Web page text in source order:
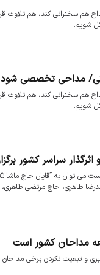
هم سخنرانی کند، هم
شویم.
مداحی تخصصی شود
هم سخنرانی کند، هم
شویم.
سراسر کشور
به آقایان حاج ماشاالله
طاهری، حاج مرتضی
مداحان کشور است
و تبعیت نکردن برخی